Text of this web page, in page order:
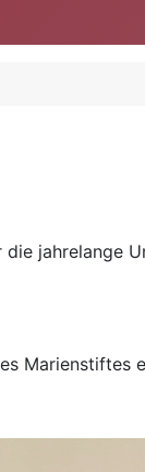
jahrelange
Marienstiftes